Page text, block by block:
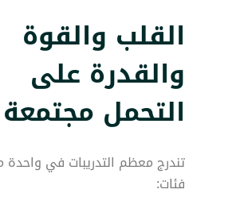
القلب والقوة
والقدرة على
التحمل مجتمعة
تندرج معظم التدريبات في واحدة
فئات: